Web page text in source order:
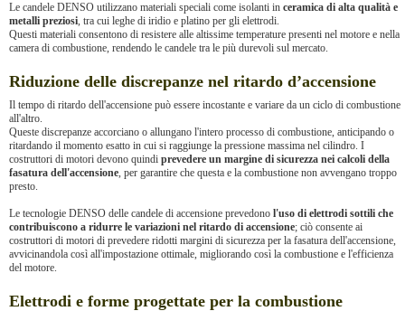
Le candele DENSO utilizzano materiali speciali come isolanti in ceramica di alta qualità e
metalli preziosi, tra cui leghe di iridio e platino per gli elettrodi.
Questi materiali consentono di resistere alle altissime temperature presenti nel motore e nella
camera di combustione, rendendo le candele tra le più durevoli sul mercato.
Riduzione delle discrepanze nel ritardo d’accensione
Il tempo di ritardo dell'accensione può essere incostante e variare da un ciclo di combustione
all'altro.
Queste discrepanze accorciano o allungano l'intero processo di combustione, anticipando o
ritardando il momento esatto in cui si raggiunge la pressione massima nel cilindro. I
costruttori di motori devono quindi prevedere un margine di sicurezza nei calcoli della
fasatura dell'accensione, per garantire che questa e la combustione non avvengano troppo
presto.
Le tecnologie DENSO delle candele di accensione prevedono l'uso di elettrodi sottili che
contribuiscono a ridurre le variazioni nel ritardo di accensione; ciò consente ai
costruttori di motori di prevedere ridotti margini di sicurezza per la fasatura dell'accensione,
avvicinandola così all'impostazione ottimale, migliorando così la combustione e l'efficienza
del motore.
Elettrodi e forme progettate per la combustione